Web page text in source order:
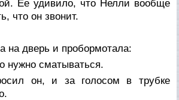
Ее удивило, что Нелли вообще
что он звонит.
на дверь и пробормотала:
нужно сматываться.
он, и за голосом в трубке